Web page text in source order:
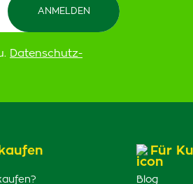
Datenschutz-
Für
Blog